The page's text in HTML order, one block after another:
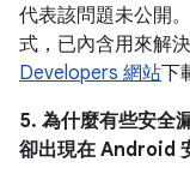
代表該問題未公開
式，已內含用來解
Developers 網站下
5. 為什麼有些安全
卻出現在 Android